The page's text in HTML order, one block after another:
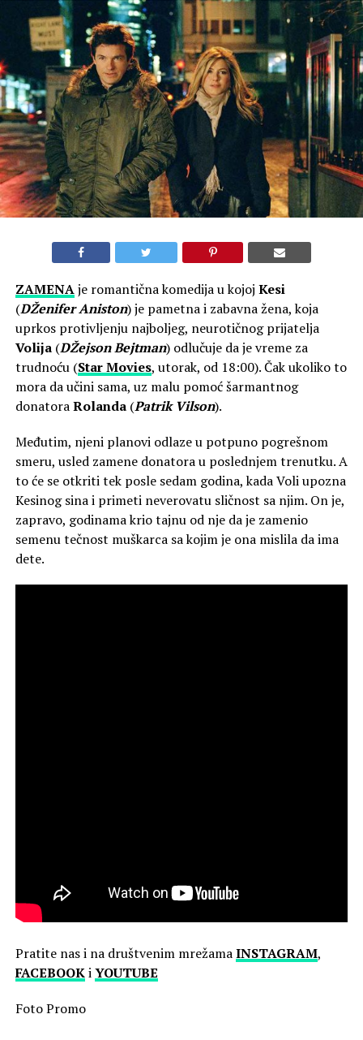
ZAMENAje romantična komedija u kojoj Kesi
(DŽenifer Aniston) je pametna i zabavna žena, koja
uprkos protivljenju najboljeg, neurotičnog prijatelja
Volija(DŽejson Bejtman) odlučuje da je vreme za
trudnoću (Star Movies, utorak, od 18:00). Čak ukoliko to
mora da učini sama, uz malu pomoć šarmantnog
donatoraRolanda(Patrik Vilson).
Međutim, njeni planovi odlaze u potpuno pogrešnom
smeru, usled zamene donatora u poslednjem trenutku. A
to će se otkriti tek posle sedam godina, kada Voli upozna
Kesinog sina i primeti neverovatu sličnost sa njim. On je,
zapravo, godinama krio tajnu od nje da je zamenio
semenu tečnost muškarca sa kojim je ona mislila da ima
dete.
Pratite nas i na društvenim mrežamaINSTAGRAM,
FACEBOOKiYOUTUBE
Foto Promo